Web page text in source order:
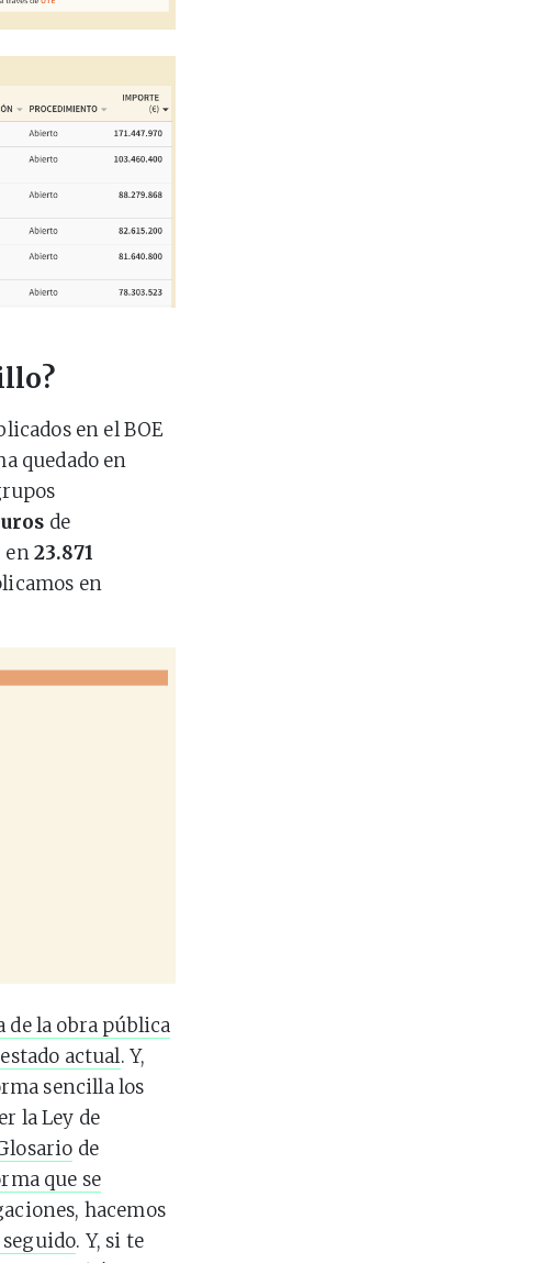
en el BOE
quedado en
de
en23.871
en
de la obra pública
estado actual. Y,
sencilla los
la Ley de
de
que se
hacemos
. Y, si te